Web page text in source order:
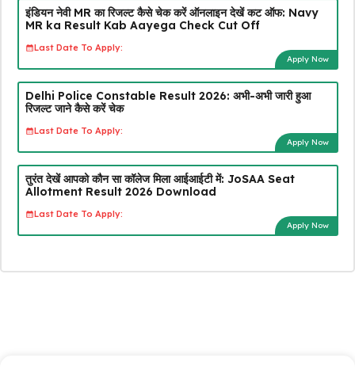
इंडियन नेवी MR का रिजल्ट कैसे चेक करें ऑनलाइन देखें कट ऑफ: Navy
MR ka Result Kab Aayega Check Cut Off
Last Date To Apply:
Apply Now
Delhi Police Constable Result 2026: अभी-अभी जारी हुआ
रिजल्ट जाने कैसे करें चेक
Last Date To Apply:
Apply Now
तुरंत देखें आपको कौन सा कॉलेज मिला आईआईटी में: JoSAA Seat
Allotment Result 2026 Download
Last Date To Apply:
Apply Now